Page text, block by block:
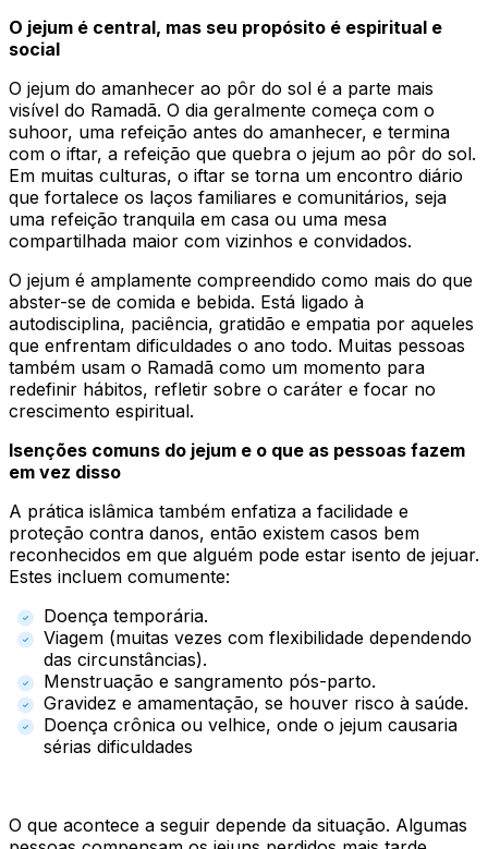
O jejum é central, mas seu propósito é espiritual e
social
O jejum do amanhecer ao pôr do sol é a parte mais
visível do Ramadã. O dia geralmente começa com o
suhoor, uma refeição antes do amanhecer, e termina
com o iftar, a refeição que quebra o jejum ao pôr do sol.
Em muitas culturas, o iftar se torna um encontro diário
que fortalece os laços familiares e comunitários, seja
uma refeição tranquila em casa ou uma mesa
compartilhada maior com vizinhos e convidados.
O jejum é amplamente compreendido como mais do que
abster-se de comida e bebida. Está ligado à
autodisciplina, paciência, gratidão e empatia por aqueles
que enfrentam dificuldades o ano todo. Muitas pessoas
também usam o Ramadã como um momento para
redefinir hábitos, refletir sobre o caráter e focar no
crescimento espiritual.
Isenções comuns do jejum e o que as pessoas fazem
em vez disso
A prática islâmica também enfatiza a facilidade e
proteção contra danos, então existem casos bem
reconhecidos em que alguém pode estar isento de jejuar.
Estes incluem comumente:
Doença temporária.
Viagem (muitas vezes com flexibilidade dependendo
das circunstâncias).
Menstruação e sangramento pós-parto.
Gravidez e amamentação, se houver risco à saúde.
Doença crônica ou velhice, onde o jejum causaria
sérias dificuldades
O que acontece a seguir depende da situação. Algumas